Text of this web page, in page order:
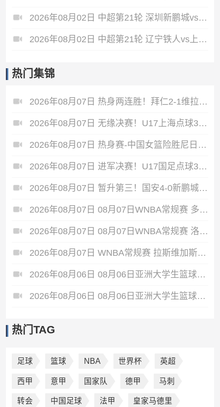
2026年08月02日 中超第21轮 深圳新鹏城vs重庆铜梁龙 全场录像
2026年08月02日 中超第21轮 辽宁铁人vs上海申花 全场录像
热门集锦
2026年08月07日 热身两连胜！拜仁2-1维拉 金玟哉戈麦斯破门迪亚斯替补建功
2026年08月07日 无缘决赛！U17上海点球3-4枪手U17 李秋甫、李文博失点王启戎扑点
2026年08月07日 热身赛-中国女篮险胜尼日利亚 张子宇24+11 杨舒予12+6
2026年08月07日 进军决赛！U17国足点球3-1河床U17将战阿森纳 江宇涵替补两扑点
2026年08月07日 暂升第三！国安4-0新鹏城7轮不败 张玉宁传射达万双响法比奥破门
2026年08月07日 08月07日WNBA常规赛 多伦多节奏 83 - 97 波特兰火焰 集锦
2026年08月07日 08月07日WNBA常规赛 洛杉矶火花 89 - 82 明尼苏达山猫 全场集锦
2026年08月07日 WNBA常规赛 拉斯维加斯王牌 86 - 84 印第安纳狂热 全场集锦
2026年08月06日 08月06日亚洲大学生篮球联赛8强赛 清华大学 85 - 81 菲律宾大学 集锦
2026年08月06日 08月06日亚洲大学生篮球联赛8强赛 早稻田大学 78 - 71 高丽大学 集锦
热门TAG
足球 篮球 NBA 世界杯 英超
西甲 意甲 国家队 德甲 马刺
转会 中国足球 法甲 皇家马德里